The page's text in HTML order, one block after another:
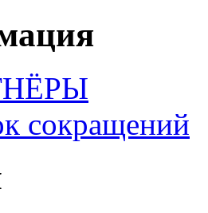
сокращений